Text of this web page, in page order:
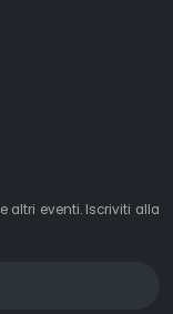
altri eventi. Iscriviti alla